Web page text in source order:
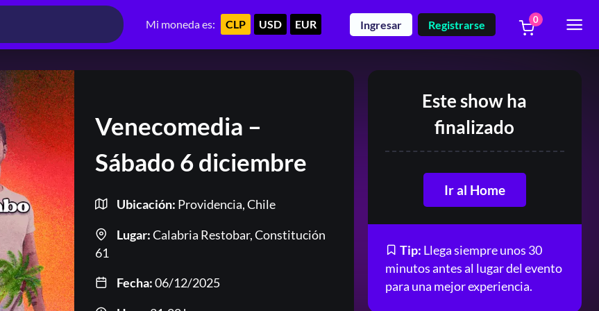
Mi moneda es: CLP USD EUR Ingresar Registrarse 0
Venecomedia –
Sábado 6 diciembre
Ubicación: Providencia, Chile
Lugar:Calabria Restobar, Constitución
61
Fecha:06/12/2025
Este show ha
finalizado
Ir al Home
Tip: Llega siempre unos 30
minutos antes al lugar del evento
para una mejor experiencia.